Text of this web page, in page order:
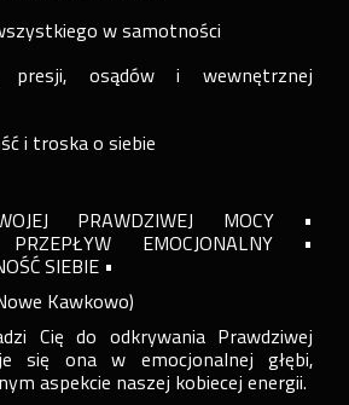
w samotności
osądów i wewnętrznej
i troska o siebie
PRAWDZIWEJ MOCY •
EMOCJONALNY •
SIEBIE •
Kawkowo)
Cię do odkrywania Prawdziwej
się ona w emocjonalnej głębi,
aspekcie naszej kobiecej energii.